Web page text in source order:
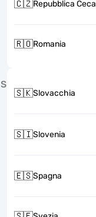
🇨🇿Repubblica Ceca
🇷🇴Romania
S
🇸🇰Slovacchia
🇸🇮Slovenia
🇪🇸Spagna